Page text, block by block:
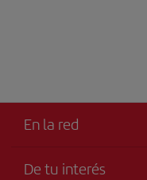
En la red
De tu interés